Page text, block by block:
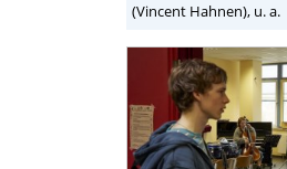
(Vincent Hahnen), u. a.